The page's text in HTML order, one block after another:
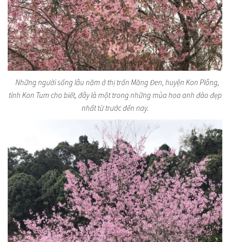
Những người sống lâu năm ở thị trấn Măng Đen, huyện Kon Plông,
tỉnh Kon Tum cho biết, đây là một trong những mùa hoa anh đào đẹp
nhất từ trước đến nay.